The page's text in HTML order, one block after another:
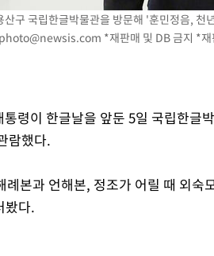
구 국립한글박물관을 방문해 '훈민정음, 천
photo@newsis.com *재판매 및 DB 금지 *
령이 한글날을 앞둔 5일 국립한글
람했다.
본과 언해본, 정조가 어릴 때 외숙
봤다.